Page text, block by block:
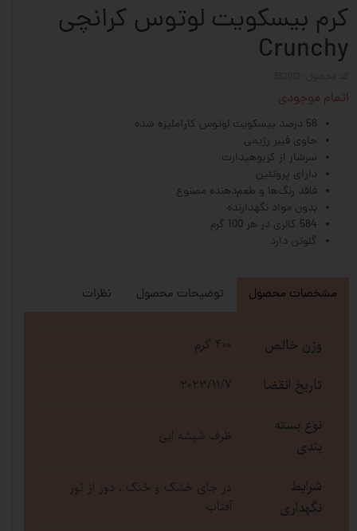
کرم بیسکویت لوتوس کرانچی
Crunchy
اتمام موجودی
58 درصد بیسکویت لوتوس کاراملیزه شده
حاوی فیبر رژیمی
سرشار از کربوهیدارت
دارای پروتئین
فاقد رنگ‌ها و طعم‌دهنده مصنوع
بدون مواد نگهدارنده
584 کالری در هر 100 گرم
گلوتن دارد
مشخصات محصول توضیحات محصول نظرات
وزن خالص 400 گرم
تاریخ انقضا 2023/11/7
نوع بسته
بندی
ظرف شیشه ایی
شرایط
نگهداری
در جای خشک و خنک ، دور از نور
آفتاب